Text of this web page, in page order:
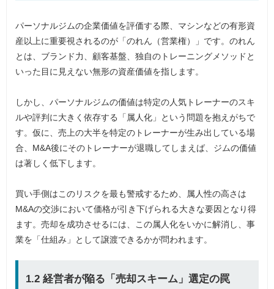
パーソナルジムの企業価値を評価する際、マシンなどの有形資
産以上に重要視されるのが「のれん（営業権）」です。のれん
とは、ブランド力、顧客基盤、独自のトレーニングメソッドと
いった目に見えない無形の資産価値を指します。
しかし、パーソナルジムの価値は特定の人気トレーナーのスキ
ルや評判に大きく依存する「属人化」という問題を抱えがちで
す。仮に、売上の大半を特定のトレーナーが生み出している場
合、M&A後にそのトレーナーが退職してしまえば、ジムの価値
は著しく低下します。
買い手側はこのリスクを最も警戒するため、属人性の高さは
M&Aの交渉において価格が引き下げられる大きな要因となり得
ます。売却を成功させるには、この属人化をいかに解消し、事
業を「仕組み」として譲渡できるかが問われます。
1.2 経営者が陥る「売却スキーム」選定の罠